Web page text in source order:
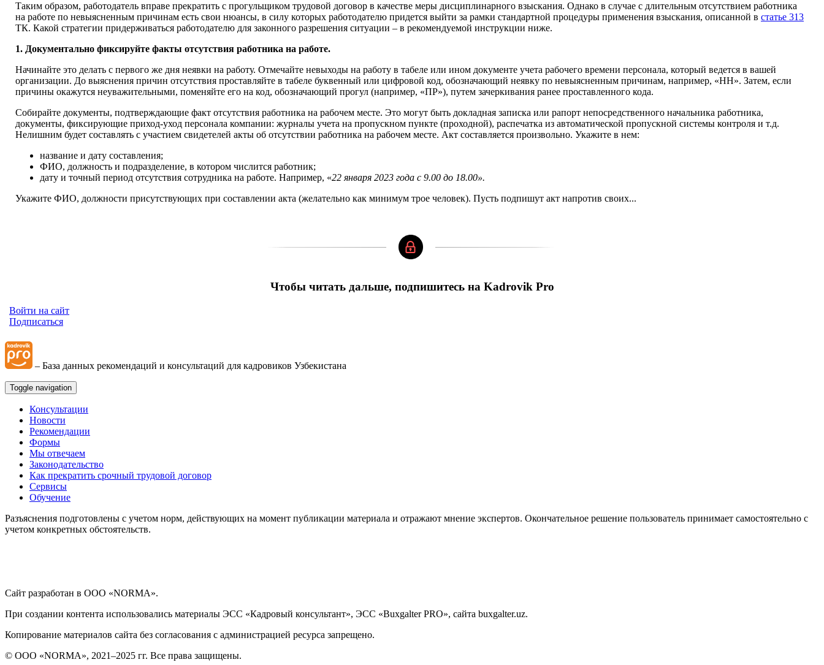
Таким образом, работодатель вправе прекратить с прогульщиком трудовой договор в качестве меры дисциплинарного взыскания. Однако в случае с длительным отсутствием работника
на работе по невыясненным причинам есть свои нюансы, в силу которых работодателю придется выйти за рамки стандартной процедуры применения взыскания, описанной в статье 313
ТК. Какой стратегии придерживаться работодателю для законного разрешения ситуации – в рекомендуемой инструкции ниже.
1. Документально фиксируйте факты отсутствия работника на работе.
Начинайте это делать с первого же дня неявки на работу. Отмечайте невыходы на работу в табеле или ином документе учета рабочего времени персонала, который ведется в вашей
организации. До выяснения причин отсутствия проставляйте в табеле буквенный или цифровой код, обозначающий неявку по невыясненным причинам, например, «НН». Затем, если
причины окажутся неуважительными, поменяйте его на код, обозначающий прогул (например, «ПР»), путем зачеркивания ранее проставленного кода.
Собирайте документы, подтверждающие факт отсутствия работника на рабочем месте. Это могут быть докладная записка или рапорт непосредственного начальника работника,
документы, фиксирующие приход-уход персонала компании: журналы учета на пропускном пункте (проходной), распечатка из автоматической пропускной системы контроля и т.д.
Нелишним будет составлять с участием свидетелей акты об отсутствии работника на рабочем месте. Акт составляется произвольно. Укажите в нем:
название и дату составления;
ФИО, должность и подразделение, в котором числится работник;
дату и точный период отсутствия сотрудника на работе. Например, «22 января 2023 года с 9.00 до 18.00».
Укажите ФИО, должности присутствующих при составлении акта (желательно как минимум трое человек). Пусть подпишут акт напротив своих...
Чтобы читать дальше, подпишитесь на Kadrovik Pro
Войти на сайт
Подписаться
– База данных рекомендаций и консультаций для кадровиков Узбекистана
Toggle navigation
Консультации
Новости
Рекомендации
Формы
Мы отвечаем
Законодательство
Как прекратить срочный трудовой договор
Сервисы
Обучение
Разъяснения подготовлены с учетом норм, действующих на момент публикации материала и отражают мнение экспертов. Окончательное решение пользователь принимает самостоятельно с
учетом конкретных обстоятельств.
Сайт разработан в ООО «NORMA».
При создании контента использовались материалы ЭСС «Кадровый консультант», ЭСС «Buxgalter PRO», сайта buxgalter.uz.
Копирование материалов сайта без согласования с администрацией ресурса запрещено.
© ООО «NORMA», 2021–2025 гг. Все права защищены.